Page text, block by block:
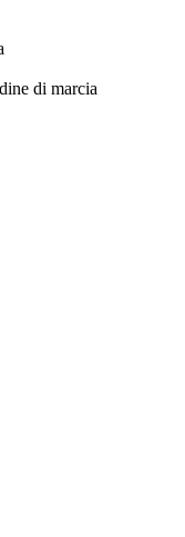
di marcia